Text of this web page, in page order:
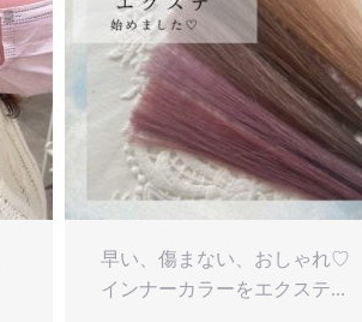
早い、傷まない、おしゃれ♡
インナーカラーをエクステ...